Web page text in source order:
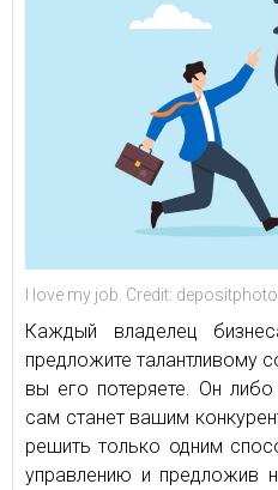
I love my job. Credit:
Каждый владелец
предложите талантливому
вы его потеряете. Он либо
сам станет вашим
решить только одним
управлению и предложив